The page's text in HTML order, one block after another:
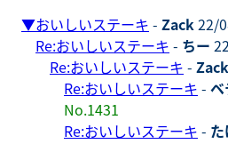
▼おいしいステーキ - Zack22/
Re:おいしいステーキ - ちー
Re:おいしいステーキ - Zack
Re:おいしいステーキ - ベ
No.1431
Re:おいしいステーキ -